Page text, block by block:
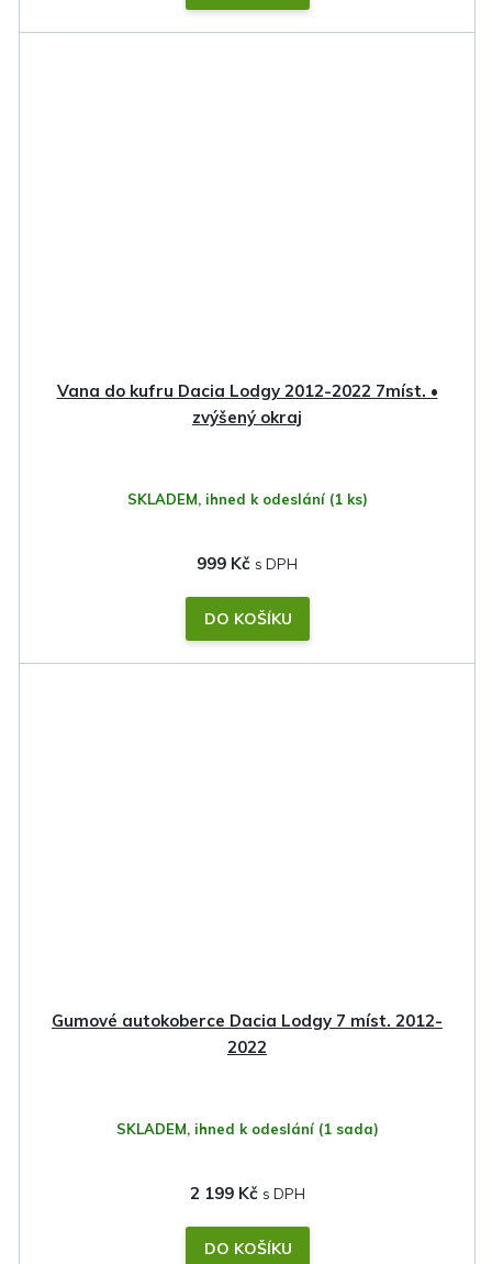
Vana do kufru Dacia Lodgy 2012-2022 7míst. •
zvýšený okraj
SKLADEM, ihned k odeslání (1 ks)
999 Kč
DO KOŠÍKU
Gumové autokoberce Dacia Lodgy 7 míst. 2012-
2022
SKLADEM, ihned k odeslání (1 sada)
2 199 Kč
DO KOŠÍKU